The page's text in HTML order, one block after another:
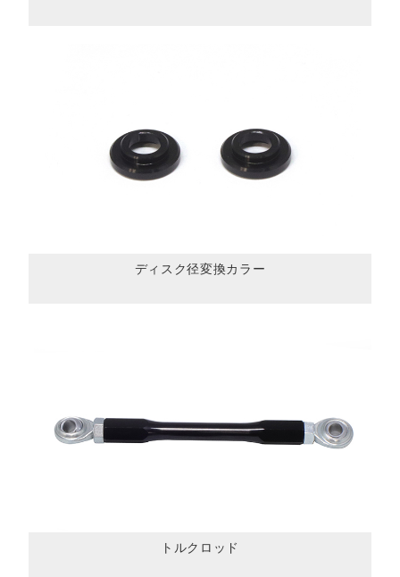
ディスク径変換カラー
トルクロッド